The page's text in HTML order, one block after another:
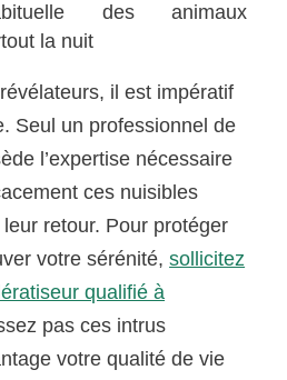
des animaux
la nuit
il est impératif
Seul un professionnel de
l’expertise nécessaire
ces nuisibles
retour. Pour protéger
votre sérénité,sollicitez
qualifié à
pas ces intrus
votre qualité de vie